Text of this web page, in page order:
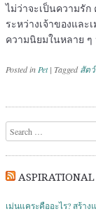
ไม่ว่าจะเป็นความรั
ระหว่างเจ้าของและ
ความนิยมในหลาย ๆ
Posted in Pet | Taggedสัตว์
Post
Search
เม่นแคระคืออะไร? สร้า